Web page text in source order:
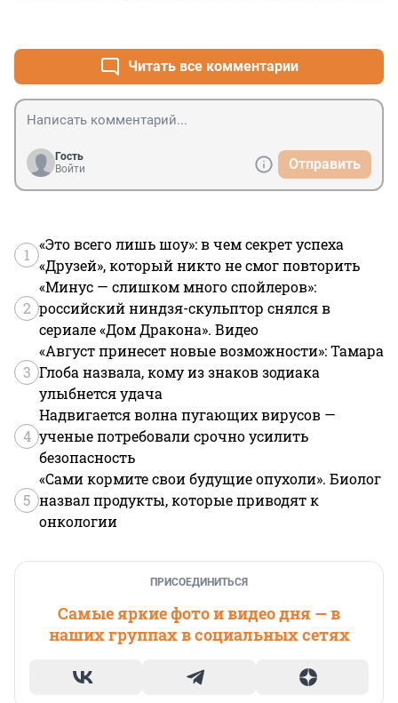
Читать все комментарии
Гость
Войти
Отправить
1
«Это всего лишь шоу»: в чем секрет успеха
«Друзей», который никто не смог повторить
2
«Минус — слишком много спойлеров»:
российский ниндзя-скульптор снялся в
сериале «Дом Дракона». Видео
3
«Август принесет новые возможности»: Тамара
Глоба назвала, кому из знаков зодиака
улыбнется удача
4
Надвигается волна пугающих вирусов —
ученые потребовали срочно усилить
безопасность
5
«Сами кормите свои будущие опухоли». Биолог
назвал продукты, которые приводят к
онкологии
ПРИСОЕДИНИТЬСЯ
Самые яркие фото и видео дня — в
наших группах в социальных сетях